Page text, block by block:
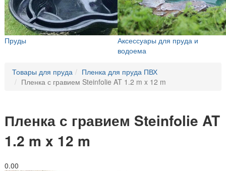
Пруды
Аксессуары для пруда и
водоема
Товары для пруда
Пленка для пруда ПВХ
Пленка с гравием Steinfolie AT 1.2 m x 12 m
Пленка с гравием Steinfolie AT
1.2 m x 12 m
0.00